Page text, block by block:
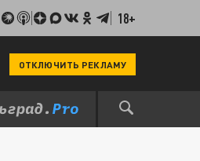
18+
ОТКЛЮЧИТЬ РЕКЛАМУ